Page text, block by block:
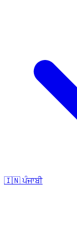
🇮🇳 ਪੰਜਾਬੀ